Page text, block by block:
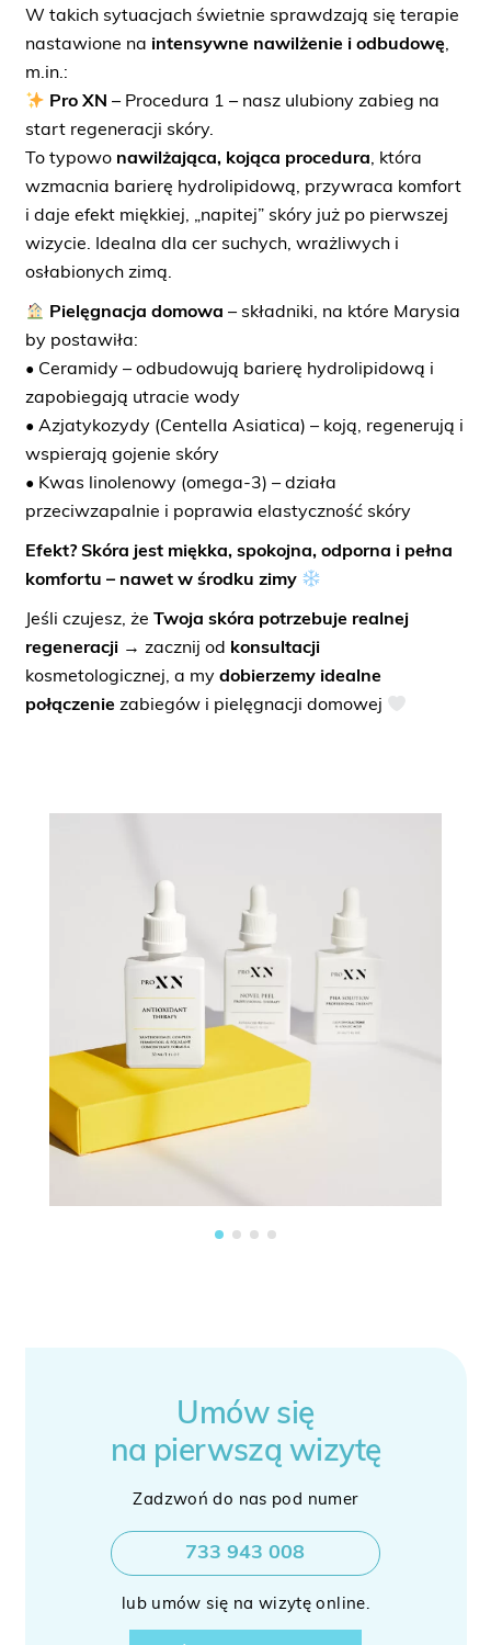
W takich sytuacjach świetnie sprawdzają się terapie
nastawione na intensywne nawilżenie i odbudowę,
m.in.:
Pro XN – Procedura 1 – nasz ulubiony zabieg na
start regeneracji skóry.
To typowonawilżająca, kojąca procedura, która
wzmacnia barierę hydrolipidową, przywraca komfort
i daje efekt miękkiej, „napitej” skóry już po pierwszej
wizycie. Idealna dla cer suchych, wrażliwych i
osłabionych zimą.
Pielęgnacja domowa – składniki, na które Marysia
by postawiła:
• Ceramidy – odbudowują barierę hydrolipidową i
zapobiegają utracie wody
• Azjatykozydy (Centella Asiatica) – koją, regenerują i
wspierają gojenie skóry
• Kwas linolenowy (omega-3) – działa
przeciwzapalnie i poprawia elastyczność skóry
Efekt? Skóra jest miękka, spokojna, odporna i pełna
komfortu – nawet w środku zimy
Jeśli czujesz, że Twoja skóra potrzebuje realnej
regeneracji→ zacznij od konsultacji
kosmetologicznej, a my dobierzemy idealne
połączenie zabiegów i pielęgnacji domowej
Umów się
na pierwszą wizytę
Zadzwoń do nas pod numer
733 943 008
lub umów się na wizytę online.